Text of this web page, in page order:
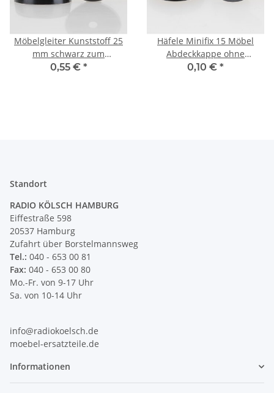
Möbelgleiter Kunststoff 25
mm schwarz zum
Schrauben
0,55 € *
Häfele Minifix 15 Möbel
Abdeckkappe ohne
Abdeckrand 17mm schwarz
0,10 € *
Standort
RADIO KÖLSCH HAMBURG
Eiffestraße 598
20537 Hamburg
Zufahrt über Borstelmannsweg
Tel.: 040 - 653 00 81
Fax: 040 - 653 00 80
Mo.-Fr. von 9-17 Uhr
Sa. von 10-14 Uhr
info@radiokoelsch.de
moebel-ersatzteile.de
Informationen